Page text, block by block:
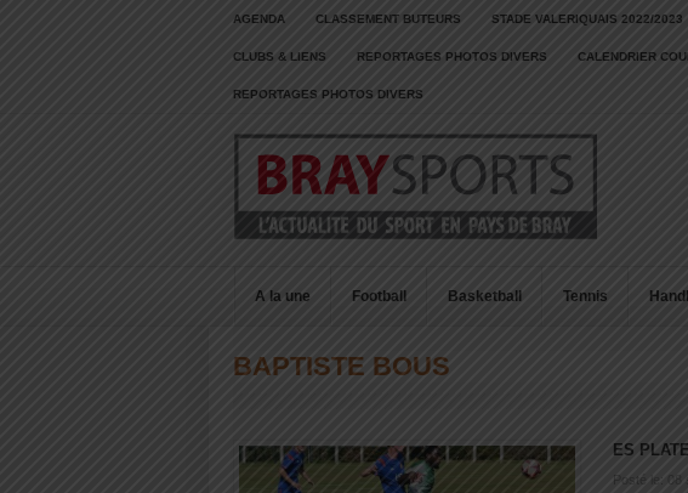
AGENDA CLASSEMENT BUTEURS STADE VALERIQUAIS 2022/2023
CLUBS & LIENS REPORTAGES PHOTOS DIVERS CALENDRIER
REPORTAGES PHOTOS DIVERS
A la une Football Basketball Tennis
BAPTISTE BOUS
ES
Posté le: 08